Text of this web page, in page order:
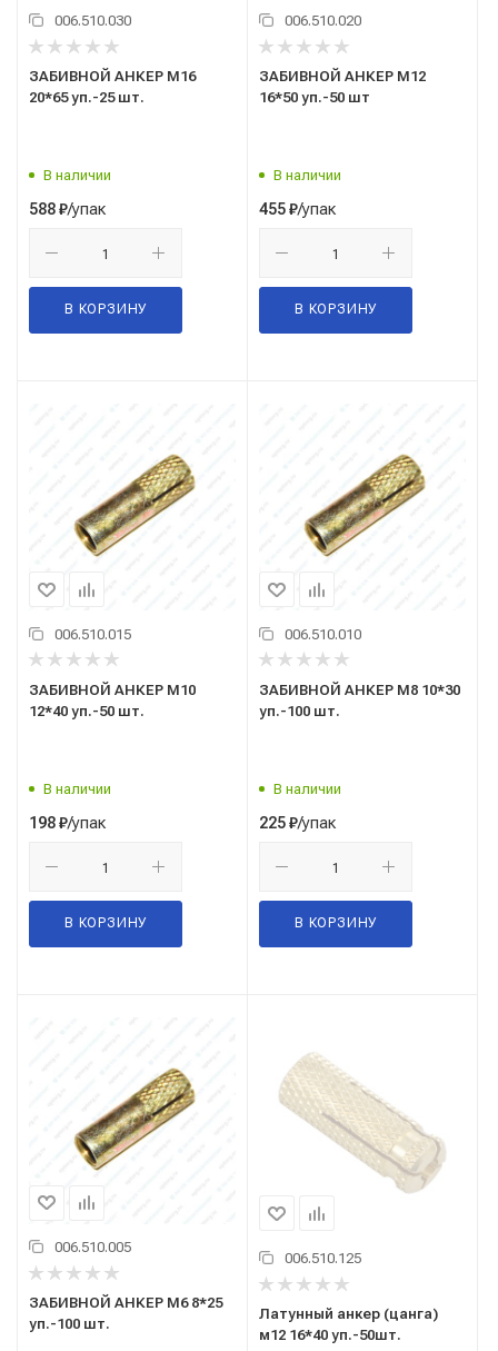
006.510.030
ЗАБИВНОЙ АНКЕР М16
20*65 уп.-25 шт.
В наличии
588₽/упак
В КОРЗИНУ
006.510.020
ЗАБИВНОЙ АНКЕР М12
16*50 уп.-50 шт
В наличии
455₽/упак
В КОРЗИНУ
006.510.015
ЗАБИВНОЙ АНКЕР М10
12*40 уп.-50 шт.
В наличии
198₽/упак
В КОРЗИНУ
006.510.010
ЗАБИВНОЙ АНКЕР М8 10*30
уп.-100 шт.
В наличии
225₽/упак
В КОРЗИНУ
006.510.005
ЗАБИВНОЙ АНКЕР М6 8*25
уп.-100 шт.
006.510.125
Латунный анкер (цанга)
м12 16*40 уп.-50шт.